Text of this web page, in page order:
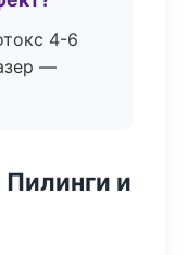
4-6
—
и